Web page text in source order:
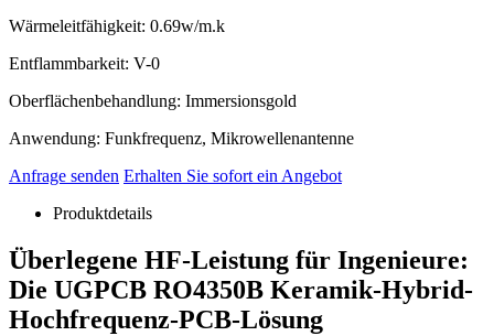
Wärmeleitfähigkeit: 0.69w/m.k
Entflammbarkeit: V-0
Oberflächenbehandlung: Immersionsgold
Anwendung: Funkfrequenz, Mikrowellenantenne
Anfrage senden Erhalten Sie sofort ein Angebot
Produktdetails
Überlegene HF-Leistung für Ingenieure:
Die UGPCB RO4350B Keramik-Hybrid-
Hochfrequenz-PCB-Lösung